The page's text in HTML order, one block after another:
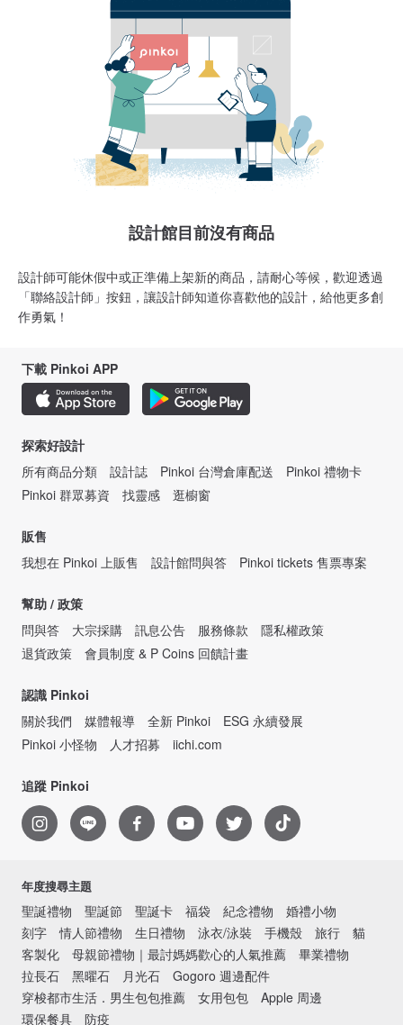
設計館目前沒有商品
設計師可能休假中或正準備上架新的商品，請耐心等候，歡迎透過
「聯絡設計師」按鈕，讓設計師知道你喜歡他的設計，給他更多創
作勇氣！
下載 Pinkoi APP
探索好設計
所有商品分類
設計誌 Pinkoi 台灣倉庫配送
Pinkoi 禮物卡
Pinkoi 群眾募資
找靈感 逛櫥窗
販售
我想在 Pinkoi 上販售
設計館問與答 Pinkoi tickets 售票專案
幫助 / 政策
問與答
大宗採購 訊息公告 服務條款
隱私權政策
退貨政策
會員制度 & P Coins 回饋計畫
認識 Pinkoi
關於我們
媒體報導 全新 Pinkoi
ESG 永續發展
Pinkoi 小怪物
人才招募 iichi.com
追蹤 Pinkoi
年度搜尋主題
聖誕禮物 聖誕節 聖誕卡 福袋 紀念禮物
婚禮小物
刻字
情人節禮物 生日禮物 泳衣/泳裝 手機殼 旅行
貓
客製化
母親節禮物｜最討媽媽歡心的人氣推薦
畢業禮物
拉長石
黑曜石 月光石
Gogoro 週邊配件
穿梭都市生活．男生包包推薦
女用包包
Apple 周邊
環保餐具
防疫